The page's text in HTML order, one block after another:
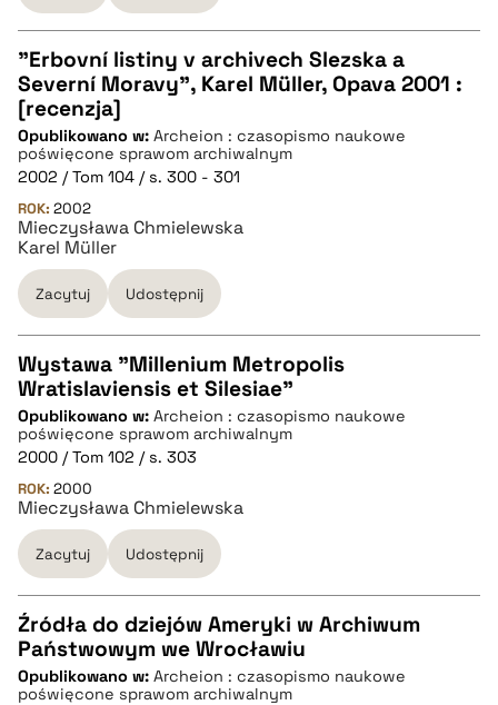
CZYSTY TEKST
pobierz cytat
BIBTEX
pobierz cytat
"Erbovní listiny v archivech Slezska a
Severní Moravy", Karel Müller, Opava 2001 :
[recenzja]
Opublikowano w: Archeion : czasopismo naukowe
poświęcone sprawom archiwalnym
2002 / Tom 104 / s. 300 - 301
ROK: 2002
Mieczysława Chmielewska
Karel Müller
Zacytuj Udostępnij
CZYSTY TEKST
pobierz cytat
BIBTEX
pobierz cytat
Wystawa "Millenium Metropolis
Wratislaviensis et Silesiae"
Opublikowano w: Archeion : czasopismo naukowe
poświęcone sprawom archiwalnym
2000 / Tom 102 / s. 303
ROK: 2000
Mieczysława Chmielewska
Zacytuj Udostępnij
CZYSTY TEKST
Źródła do dziejów Ameryki w Archiwum
Państwowym we Wrocławiu
Opublikowano w: Archeion : czasopismo naukowe
poświęcone sprawom archiwalnym